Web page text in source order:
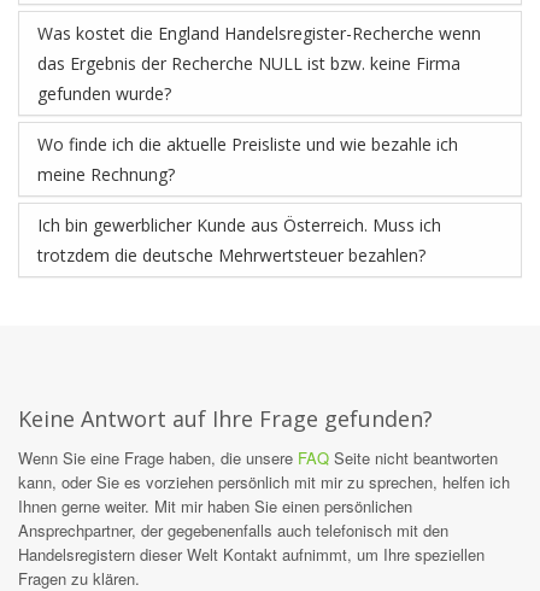
Was kostet die England Handelsregister-Recherche wenn
das Ergebnis der Recherche NULL ist bzw. keine Firma
gefunden wurde?
Wo finde ich die aktuelle Preisliste und wie bezahle ich
meine Rechnung?
Ich bin gewerblicher Kunde aus Österreich. Muss ich
trotzdem die deutsche Mehrwertsteuer bezahlen?
Keine Antwort auf Ihre Frage gefunden?
Wenn Sie eine Frage haben, die unsere FAQ Seite nicht beantworten
kann, oder Sie es vorziehen persönlich mit mir zu sprechen, helfen ich
Ihnen gerne weiter. Mit mir haben Sie einen persönlichen
Ansprechpartner, der gegebenenfalls auch telefonisch mit den
Handelsregistern dieser Welt Kontakt aufnimmt, um Ihre speziellen
Fragen zu klären.